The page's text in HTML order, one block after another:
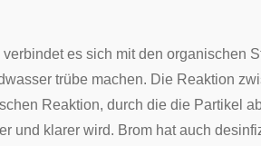
es sich mit den organischen
trübe machen. Die Reaktion
Reaktion, durch die die Partikel
und klarer wird. Brom hat auch